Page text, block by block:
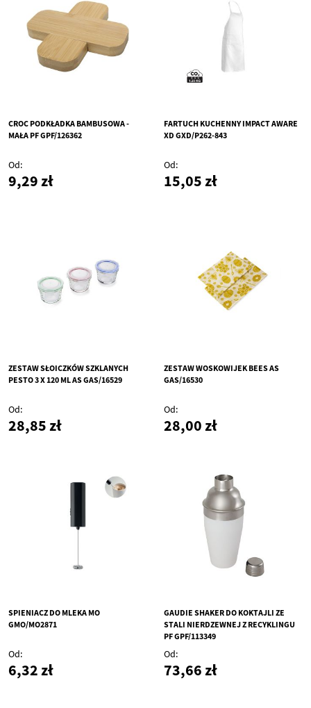
CROC PODKŁADKA BAMBUSOWA -
MAŁA PF GPF/126362
Od
9,29 zł
FARTUCH KUCHENNY IMPACT AWARE
XD GXD/P262-843
Od
15,05 zł
ZESTAW SŁOICZKÓW SZKLANYCH
PESTO 3 X 120 ML AS GAS/16529
Od
28,85 zł
ZESTAW WOSKOWIJEK BEES AS
GAS/16530
Od
28,00 zł
SPIENIACZ DO MLEKA MO
GMO/MO2871
Od
6,32 zł
GAUDIE SHAKER DO KOKTAJLI ZE
STALI NIERDZEWNEJ Z RECYKLINGU
PF GPF/113349
Od
73,66 zł